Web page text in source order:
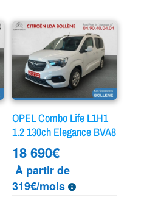
OPEL Combo Life L1H1
1.2 130ch Elegance BVA8
18 690€
À partir de
319€/mois